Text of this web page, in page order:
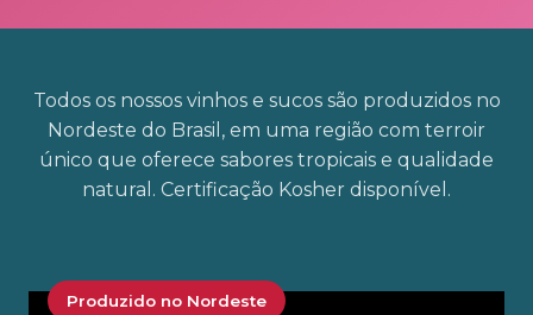
Todos os nossos vinhos e sucos são produzidos no
Nordeste do Brasil, em uma região com terroir
único que oferece sabores tropicais e qualidade
natural. Certificação Kosher disponível.
Produzido no Nordeste